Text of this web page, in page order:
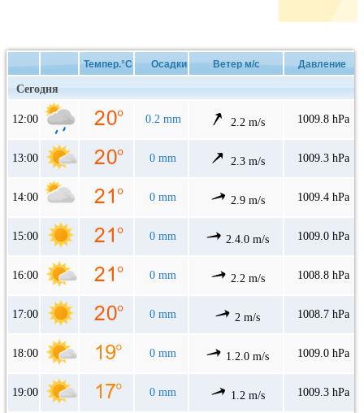
Темпер.°C Осадки Ветер м/с Давление
Сегодня
12:00 0.2 mm 2.2 m/s 1009.8 hPa
13:00 0 mm 2.3 m/s 1009.3 hPa
14:00 0 mm 2.9 m/s 1009.4 hPa
15:00 0 mm 2.4.0 m/s 1009.0 hPa
16:00 0 mm 2.2 m/s 1008.8 hPa
17:00 0 mm 2 m/s 1008.7 hPa
18:00 0 mm 1.2.0 m/s 1009.0 hPa
19:00 0 mm 1.2 m/s 1009.3 hPa